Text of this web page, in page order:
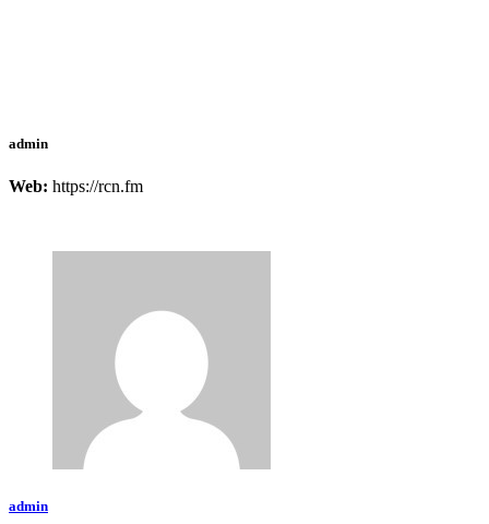
contenido
admin
Web: https://rcn.fm
admin